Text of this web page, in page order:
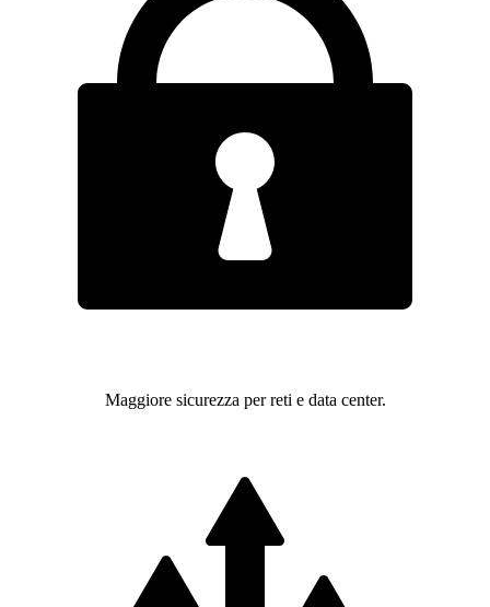
Maggiore sicurezza per reti e data center.